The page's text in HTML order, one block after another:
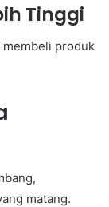
Tinggi
membeli produk
matang.